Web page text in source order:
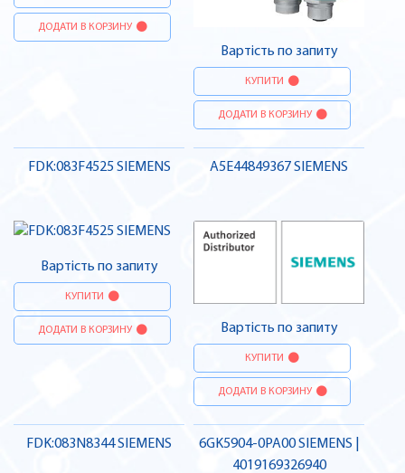
ДОДАТИ В КОРЗИНУ
Вартість по запиту
КУПИТИ
ДОДАТИ В КОРЗИНУ
FDK:083F4525 SIEMENS
Вартість по запиту
КУПИТИ
ДОДАТИ В КОРЗИНУ
A5E44849367 SIEMENS
Вартість по запиту
КУПИТИ
ДОДАТИ В КОРЗИНУ
FDK:083N8344 SIEMENS
6GK5904-0PA00 SIEMENS |
4019169326940